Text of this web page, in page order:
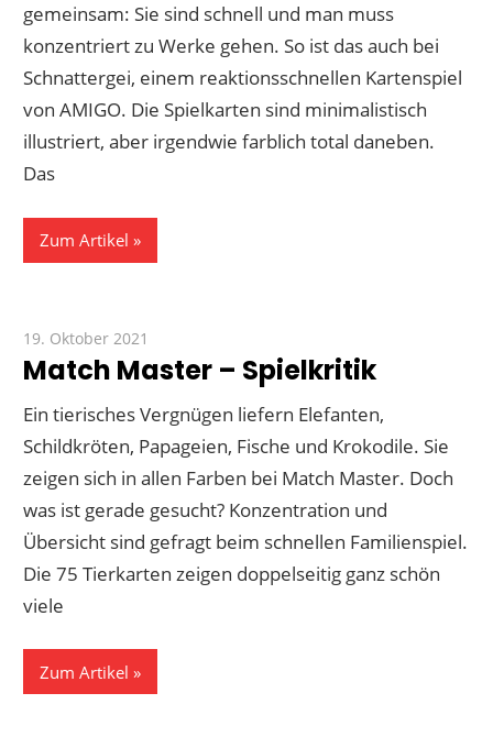
gemeinsam: Sie sind schnell und man muss
konzentriert zu Werke gehen. So ist das auch bei
Schnattergei, einem reaktionsschnellen Kartenspiel
von AMIGO. Die Spielkarten sind minimalistisch
illustriert, aber irgendwie farblich total daneben.
Das
Zum Artikel
19. Oktober 2021
Match Master – Spielkritik
Ein tierisches Vergnügen liefern Elefanten,
Schildkröten, Papageien, Fische und Krokodile. Sie
zeigen sich in allen Farben bei Match Master. Doch
was ist gerade gesucht? Konzentration und
Übersicht sind gefragt beim schnellen Familienspiel.
Die 75 Tierkarten zeigen doppelseitig ganz schön
viele
Zum Artikel